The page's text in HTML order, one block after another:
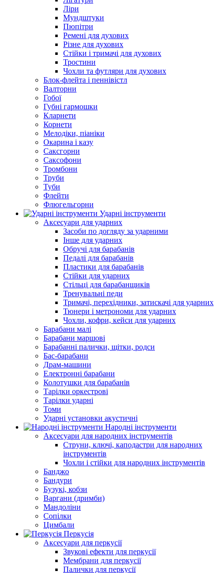
Ліри
Мундштуки
Пюпітри
Ремені для духових
Різне для духових
Стійки і тримачі для духових
Тростини
Чохли та футляри для духових
Блок-флейта і пеннівістл
Валторни
Гобої
Губні гармошки
Кларнети
Корнети
Мелодіки, піаніки
Окарина і казу
Саксгорни
Саксофони
Тромбони
Труби
Туби
Флейти
Флюгельгорни
Ударні інструменти
Аксесуари для ударних
Засоби по догляду за ударними
Інше для ударних
Обручі для барабанів
Педалі для барабанів
Пластики для барабанів
Стійки для ударних
Стільці для барабанщиків
Тренувальні педи
Тримачі, перехідники, затискачі для ударних
Тюнери і метрономи для ударних
Чохли, кофри, кейси для ударних
Барабани малі
Барабани маршові
Барабанні палички, щітки, родси
Бас-барабани
Драм-машини
Електронні барабани
Колотушки для барабанів
Тарілки оркестрові
Тарілки ударні
Томи
Ударні установки акустичні
Народні інструменти
Аксесуари для народних інструментів
Струни, ключі, каподастри для народних
інструментів
Чохли і стійки для народних інструментів
Банджо
Бандури
Бузукі, кобзи
Варгани (дримби)
Мандоліни
Сопілки
Цимбали
Перкусія
Аксесуари для перкусії
Звукові ефекти для перкусії
Мембрани для перкусії
Палички для перкусії